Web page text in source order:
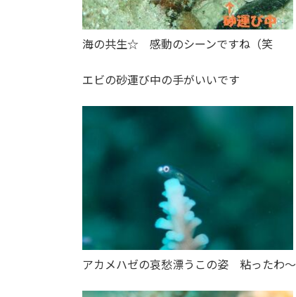
海の共生☆ 感動のシーンですね （笑
エビの砂運び中の手がいいです
アカメハゼの哀愁漂うこの姿 粘ったわ～